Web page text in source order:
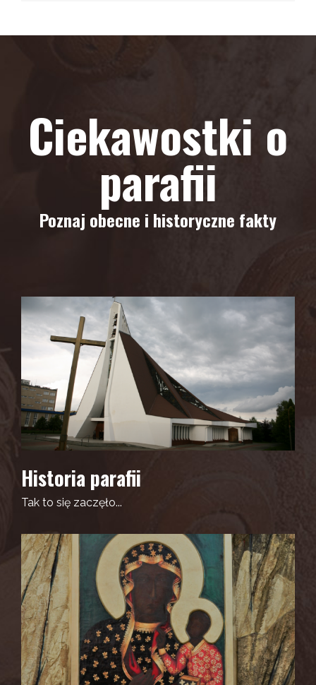
Ciekawostki o
parafii
Poznaj obecne i historyczne fakty
Historia parafii
Tak to się zaczęło...